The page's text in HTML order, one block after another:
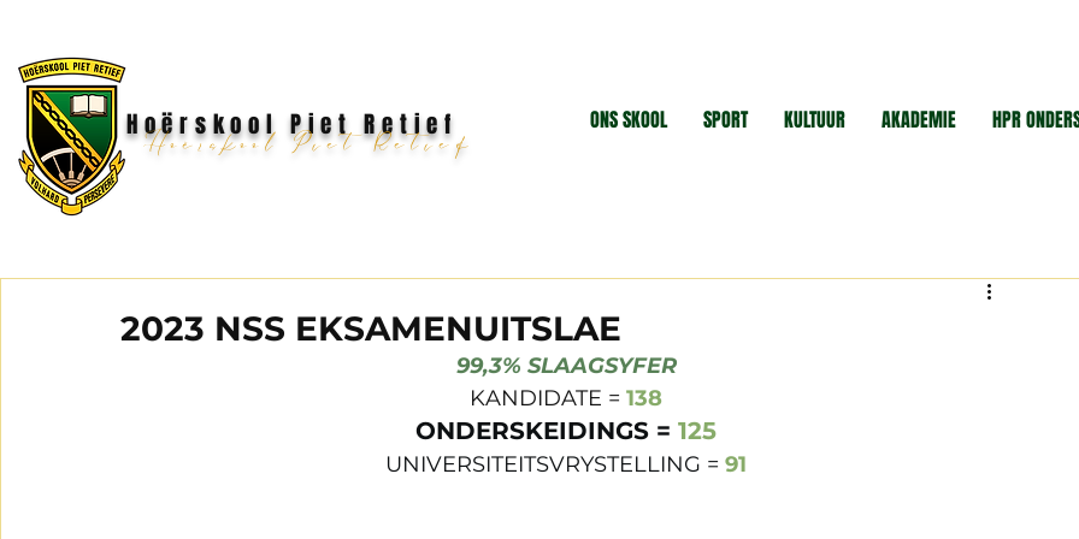
Hoërskool Piet Retief ONS SKOOL SPORT KULTUUR AKADEMIE HPR
Hoërskool Piet Retief
2023 NSS EKSAMENUITSLAE
99,3% SLAAGSYFER
KANDIDATE = 138
ONDERSKEIDINGS = 125
UNIVERSITEITSVRYSTELLING = 91